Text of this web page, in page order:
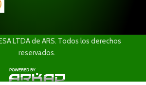
LTDA de ARS. Todos los derechos
reservados.